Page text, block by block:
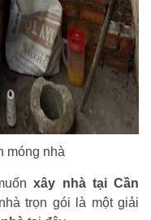
móng nhà
xây nhà tại Cần
trọn gói là một giải